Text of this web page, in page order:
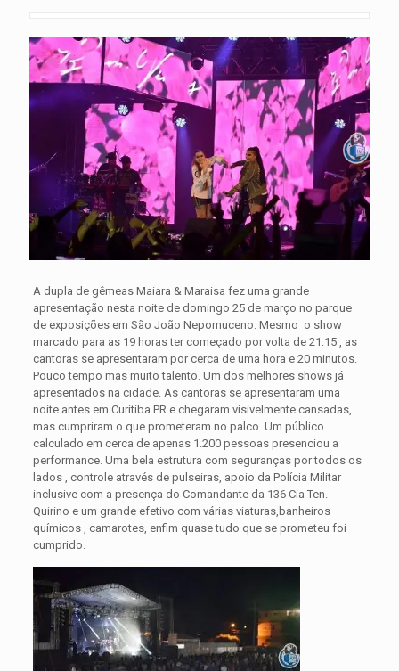
A dupla de gêmeas Maiara & Maraisa fez uma grande
apresentação nesta noite de domingo 25 de março no parque
de exposições em São João Nepomuceno. Mesmo o show
marcado para as 19 horas ter começado por volta de 21:15 , as
cantoras se apresentaram por cerca de uma hora e 20 minutos.
Pouco tempo mas muito talento. Um dos melhores shows já
apresentados na cidade. As cantoras se apresentaram uma
noite antes em Curitiba PR e chegaram visivelmente cansadas,
mas cumpriram o que prometeram no palco. Um público
calculado em cerca de apenas 1.200 pessoas presenciou a
performance. Uma bela estrutura com seguranças por todos os
lados , controle através de pulseiras, apoio da Polícia Militar
inclusive com a presença do Comandante da 136 Cia Ten.
Quirino e um grande efetivo com várias viaturas,banheiros
químicos , camarotes, enfim quase tudo que se prometeu foi
cumprido.